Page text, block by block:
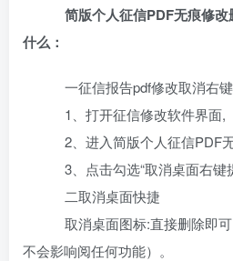
简版个人征信PDF无痕修改
什么 ：
一征信报告pdf修改取消右键
1、打开征信修改软件界面,
2、进入简版个人征信PDF无
3、点击勾选“取消桌面右键
二取消桌面快捷
取消桌面图标:直接删除即可
不会影响阅任何功能）。